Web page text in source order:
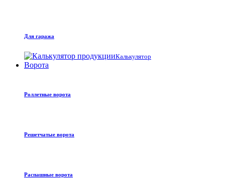
Для гаража
Калькулятор
Ворота
Роллетные ворота
Решетчатые ворота
Распашные ворота